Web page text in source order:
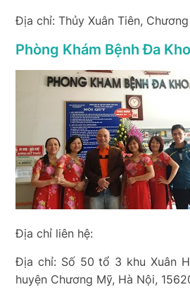
Địa chỉ: Thủy Xuân Tiên,
Phòng Khám Bệnh Đa
Địa chỉ liên hệ:
Địa chỉ: Số 50 tổ 3 khu Xuân
huyện Chương Mỹ, Hà Nội,